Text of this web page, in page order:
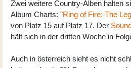
Zwei weitere Country-Alben halten
Album Charts: "Ring of Fire: The
von Platz 15 auf Platz 17. Der
hält sich in der dritten Woche in
Auch in österreich sieht es nicht